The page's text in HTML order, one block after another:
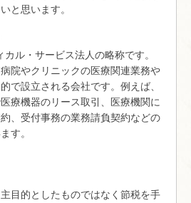
と思います。
カル・サービス法人の略称です。
院やクリニックの医療関連業務や
で設立される会社です。例えば、
療機器のリース取引、医療機関に
、受付事務の業務請負契約などの
す。
目的としたものではなく節税を手